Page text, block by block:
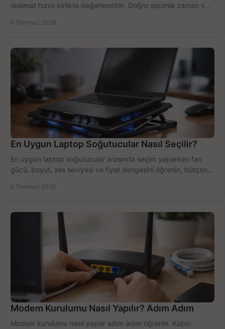
teslimat hızını birlikte değerlendirin. Doğru seçimle zaman ve
8 Temmuz 2026
En Uygun Laptop Soğutucular Nasıl Seçilir?
En uygun laptop soğutucular arasında seçim yaparken fan
gücü, boyut, ses seviyesi ve fiyat dengesini öğrenin, bütçenizi
6 Temmuz 2026
Modem Kurulumu Nasıl Yapılır? Adım Adım
Modem kurulumu nasıl yapılır adım adım öğrenin. Kablo